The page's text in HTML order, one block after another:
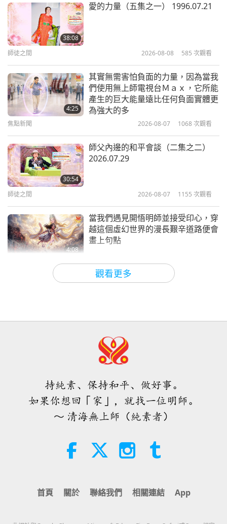
各國領導人必須透過行動保護自由與
民主（五集之一） 2022.05.23
清海無上師關於Ｄｉｗ星球的揭密
觀看更多
38:08
愛的力量（五集之一） 1996.07.21
師徒之間 2026-08-08 585 次觀看
4:25
其實無需害怕負面的力量，因為當我
們使用無上師電視台Ｍａｘ，它所能
產生的巨大能量遠比任何負面實體更
為強大的多
焦點新聞 2026-08-07 1068 次觀看
30:54
師父內邊的和平會談（二集之二）
2026.07.29
師徒之間 2026-08-07 1155 次觀看
4:08
當我們遇見開悟明師並接受印心，穿
越這個虛幻世界的漫長艱辛道路便會
畫上句點
2026-08-06
35:06
21:43
伊斯蘭的水資源道德觀：摘自《聖
智慧之語 2026-08-06 380
19:47
世界播下種子（二集之一）
師父內邊的和平會談（二集之一）
持純素、保持和平、做好事。
如果你想回「家」，就找一位明師。
～ 清海無上師（純素者）
首頁 關於 聯絡我們 相關連結 App